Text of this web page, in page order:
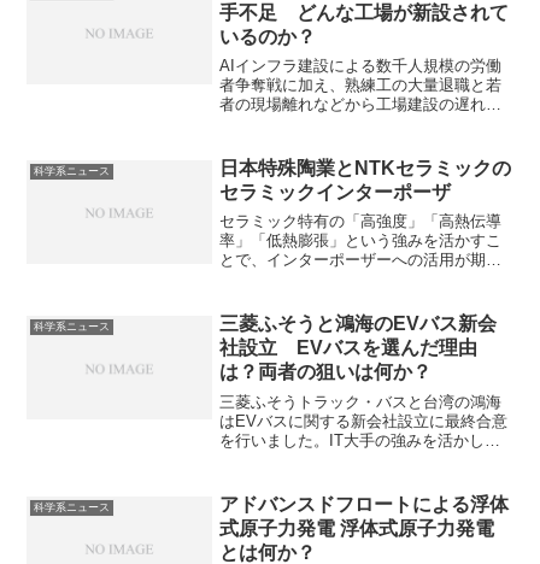
手不足 どんな工場が新設されて
いるのか？
AIインフラ建設による数千人規模の労働
者争奪戦に加え、熟練工の大量退職と若
者の現場離れなどから工場建設の遅れが
ることができます。
科学系ニュース
日本特殊陶業とNTKセラミックの
セラミックインターポーザ
セラミック特有の「高強度」「高熱伝導
率」「低熱膨張」という強みを活かすこ
とで、インターポーザーへの活用が期待
ます。
科学系ニュース
三菱ふそうと鴻海のEVバス新会
社設立 EVバスを選んだ理由
は？両者の狙いは何か？
三菱ふそうトラック・バスと台湾の鴻海
はEVバスに関する新会社設立に最終合意
を行いました。IT大手の強みを活かした
そうが協力し、日本市場での定着を目指
します。両社の狙いはなにか知ることが
できます。
科学系ニュース
アドバンスドフロートによる浮体
式原子力発電 浮体式原子力発電
とは何か？